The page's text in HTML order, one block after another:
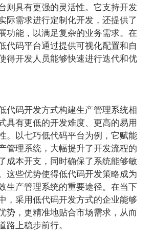
则具有更强的灵活性。它支持开发
际需求进行定制化开发，还提供了
功能，以满足复杂的业务需求。在
代码平台通过提供可视化配置和自
得开发人员能够快速进行迭代和优
代码开发方式构建生产管理系统相
具有更低的开发难度、更高的易用
。以七巧低代码平台为例，它赋能
管理系统，大幅提升了开发流程的
成本开支，同时确保了系统能够敏
这些优势使得低代码开发策略成为
生产管理系统的重要途径。在当下
，采用低代码开发方式的企业能够
势，更精准地贴合市场需求，从而
路上稳步前行。